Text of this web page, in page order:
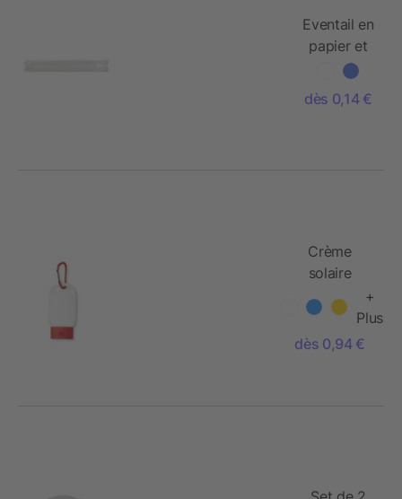
Eventail en
papier et
plastique
dès 0,14 €
Crème
solaire
SPF30 30ml
avec
+
Plus
dès 0,94 €